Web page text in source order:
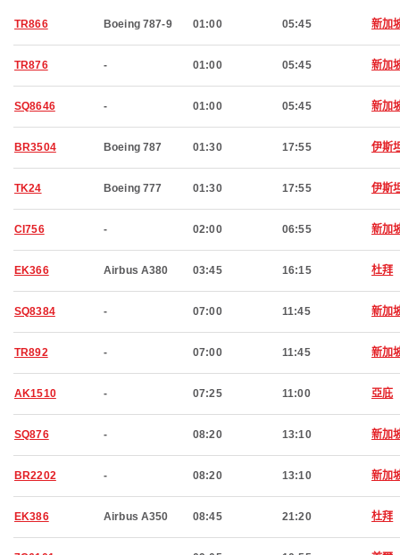
TR866 Boeing 787-9 01:00 05:45 新加
TR876 - 01:00 05:45 新加
SQ8646 - 01:00 05:45 新加
BR3504 Boeing 787 01:30 17:55 伊斯
TK24 Boeing 777 01:30 17:55 伊斯
CI756 - 02:00 06:55 新加
EK366 Airbus A380 03:45 16:15 杜拜
SQ8384 - 07:00 11:45 新加
TR892 - 07:00 11:45 新加
AK1510 - 07:25 11:00 亞庇
SQ876 - 08:20 13:10 新加
BR2202 - 08:20 13:10 新加
EK386 Airbus A350 08:45 21:20 杜拜